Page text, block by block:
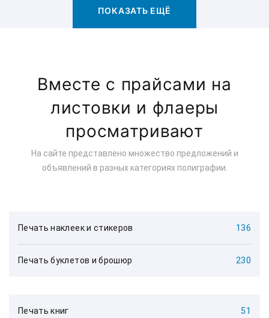
ПОКАЗАТЬ ЕЩЁ
Вместе с прайсами на
листовки и флаеры
просматривают
На сайте представлено множество предложений и
объявлений в разных категориях полиграфии.
Печать наклеек и стикеров 136
Печать буклетов и брошюр 230
Печать книг 51